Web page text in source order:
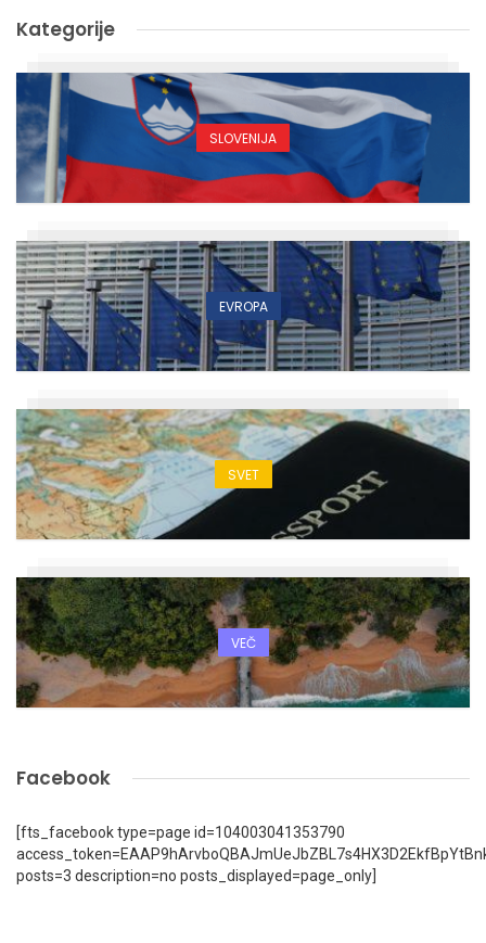
Kategorije
SLOVENIJA
EVROPA
SVET
VEČ
Facebook
[fts_facebook type=page id=104003041353790
posts=3 description=no posts_displayed=page_only]